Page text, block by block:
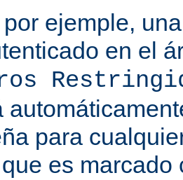
ejemple,
en el
para
es marcado